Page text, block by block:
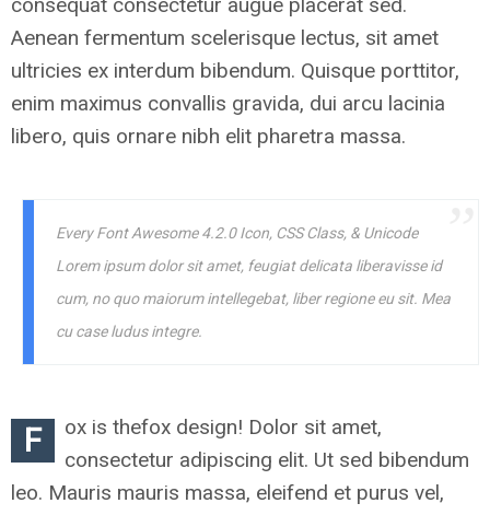
Aenean fermentum scelerisque lectus, sit amet
ultricies ex interdum bibendum. Quisque porttitor,
enim maximus convallis gravida, dui arcu lacinia
libero, quis ornare nibh elit pharetra massa.
Every Font Awesome 4.2.0 Icon, CSS Class, & Unicode
Lorem ipsum dolor sit amet, feugiat delicata liberavisse id
cum, no quo maiorum intellegebat, liber regione eu sit. Mea
cu case ludus integre.
F
ox is thefox design! Dolor sit amet,
consectetur adipiscing elit. Ut sed bibendum
leo. Mauris mauris massa, eleifend et purus vel,